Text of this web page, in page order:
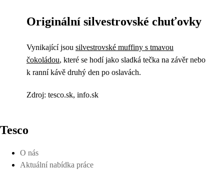
Originální silvestrovské chuťovky
Vynikající jsou silvestrovské muffiny s tmavou
čokoládou, které se hodí jako sladká tečka na závěr nebo
k ranní kávě druhý den po oslavách.
Zdroj: tesco.sk, info.sk
Tesco
O nás
Aktuální nabídka práce